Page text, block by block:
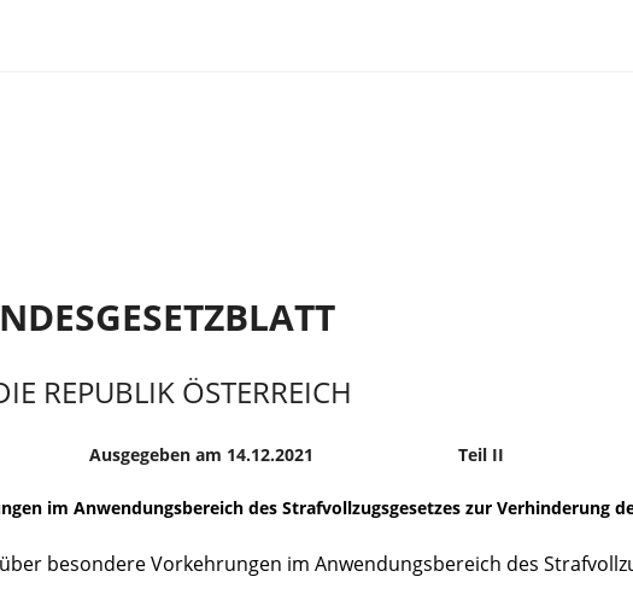
REPUBLIK ÖSTERREICH
Ausgegeben am 14.12.2021 Teil II
im Anwendungsbereich des Strafvollzugsgesetzes zur Verhinderung
besondere Vorkehrungen im Anwendungsbereich des